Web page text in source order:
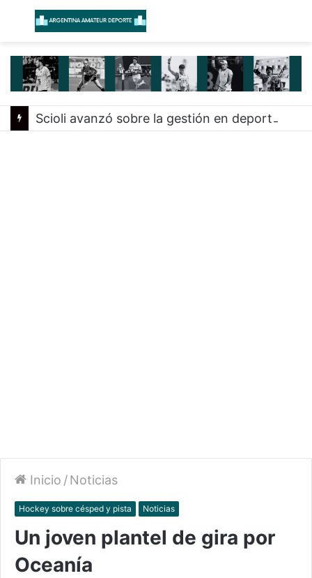
Menú
Scioli avanzó sobre la gestión en deportes con las federaciones nacionales
Inicio /Noticias
Hockey sobre césped y pista Noticias
Un joven plantel de gira por
Oceanía